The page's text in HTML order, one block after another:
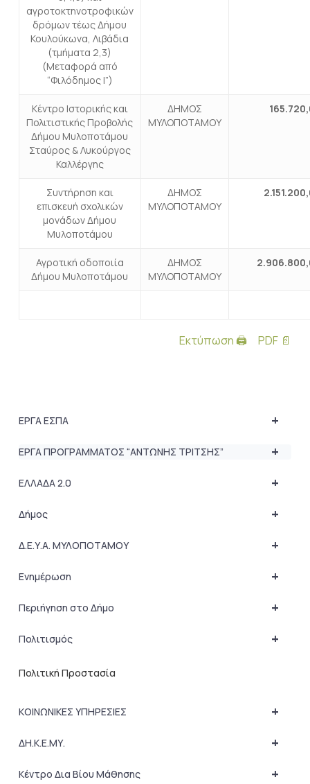
αγροτοκτηνοτροφικών
δρόμων τέως Δήμου
Κουλούκωνα, Λιβάδια
(τμήματα 2,3)
(Μεταφορά από
“Φιλόδημος Ι”)
Κέντρο Ιστορικής και
Πολιτιστικής Προβολής
Δήμου Μυλοποτάμου
Σταύρος & Λυκούργος
Καλλέργης
ΔΗΜΟΣ
ΜΥΛΟΠΟΤΑΜΟΥ
Συντήρηση και
επισκευή σχολικών
μονάδων Δήμου
Μυλοποτάμου
ΔΗΜΟΣ
ΜΥΛΟΠΟΤΑΜΟΥ
Αγροτική οδοποιία
Δήμου Μυλοποτάμου
ΔΗΜΟΣ
ΜΥΛΟΠΟΤΑΜΟΥ
Εκτύπωση 🖨 PDF 📄
+
ΕΡΓΑ ΕΣΠΑ
+
ΕΡΓΑ ΠΡΟΓΡΑΜΜΑΤΟΣ “ΑΝΤΩΝΗΣ ΤΡΙΤΣΗΣ”
+
ΕΛΛΑΔΑ 2.0
+
Δήμος
+
Δ.Ε.Υ.Α. ΜΥΛΟΠΟΤΑΜΟΥ
+
Ενημέρωση
+
Περιήγηση στο Δήμο
+
Πολιτισμός
Πολιτική Προστασία
+
ΚΟΙΝΩΝΙΚΕΣ ΥΠΗΡΕΣΙΕΣ
+
ΔΗ.Κ.Ε.ΜΥ.
+
Κέντρο Δια Βίου Μάθησης